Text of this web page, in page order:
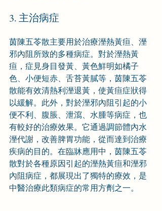
3. 主治病症
茵陳五苓散主要用於治療溼熱黃疸、溼
邪內阻所致的多種病症。對於溼熱黃
疸，症見身目發黃、黃色鮮明如橘子
色、小便短赤、舌苔黃膩等，茵陳五苓
散能有效清熱利溼退黃，使黃疸症狀得
以緩解。此外，對於溼邪內阻引起的小
便不利、腹脹、泄瀉、水腫等病症，也
有較好的治療效果。它通過調節體內水
溼代謝，改善脾胃功能，從而達到治療
疾病的目的。在臨牀應用中，茵陳五苓
散對於各種原因引起的溼熱黃疸和溼邪
內阻病症，都展現出了獨特的療效，是
中醫治療此類病症的常用方劑之一。